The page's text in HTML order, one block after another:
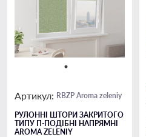
Артикул: RBZP Aroma zeleniy
РУЛОННІ ШТОРИ ЗАКРИТОГО
ТИПУ П-ПОДIБНІ НАПРЯМНІ
AROMA ZELENIY